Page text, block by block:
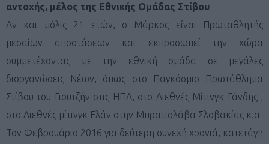
αντοχής, μέλος της Εθνικής Ομάδας Στίβου
Αν και μόλις 21 ετών, ο Μάρκος είναι Πρωταθλητής
μεσαίων αποστάσεων και εκπροσωπεί την χώρα
συμμετέχοντας με την εθνική ομάδα σε μεγάλες
διοργανώσεις Νέων, όπως στο Παγκόσμιο Πρωτάθλημα
Στίβου του Γιουτζήν στις ΗΠΑ, στο Διεθνές Μίτινγκ Γάνδης ,
στο Διεθνές μίτινγκ Ελάν στην Μπρατισλάβα Σλοβακίας κ.α
Τον Φεβρουάριο 2016 για δεύτερη συνεχή χρονιά, κατετάγη